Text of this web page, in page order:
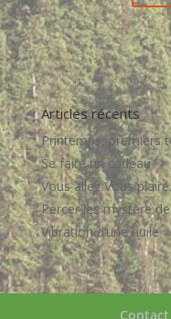
Articles récents
Printemps, premiers
Se faire un cadeau
Vous allez Vous
Percer les mystère
Vibration d’une huile
Contact